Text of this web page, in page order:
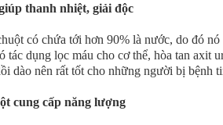
thanh nhiệt, giải độc
có chứa tới hơn 90% là nước, do đó
tác dụng lọc máu cho cơ thể, hòa tan
dào nên rất tốt cho những người bị bệnh
cung cấp năng lượng